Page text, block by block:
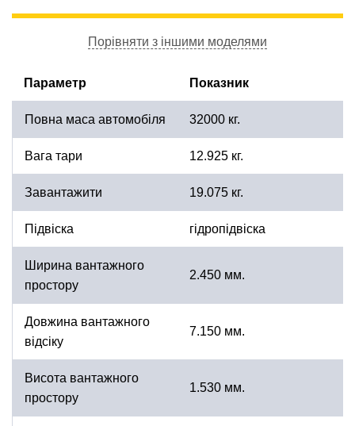
Порівняти з іншими моделями
Параметр Показник
Повна маса автомобіля 32000 кг.
Вага тари 12.925 кг.
Завантажити 19.075 кг.
Підвіска гідропідвіска
Ширина вантажного
простору
2.450 мм.
Довжина вантажного
відсіку
7.150 мм.
Висота вантажного
простору
1.530 мм.